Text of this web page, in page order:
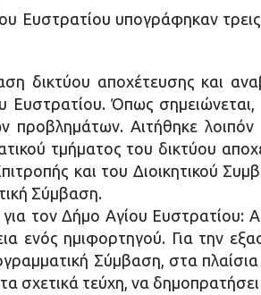
Ευστρατίου υπογράφηκαν
δικτύου αποχέτευσης και
Ευστρατίου. Όπως
προβλημάτων. Αιτήθηκε
τμήματος του δικτύου
και του Διοικητικού
Σύμβαση.
για τον Δήμο Αγίου
ενός ημιφορτηγού. Για την
Σύμβαση, στα
τα σχετικά τεύχη, να